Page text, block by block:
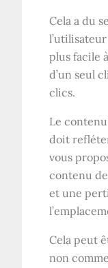
Cela a du
plus facile
d’un seul
clics.
Le
doit
vous
contenu
et une
Cela peut
non